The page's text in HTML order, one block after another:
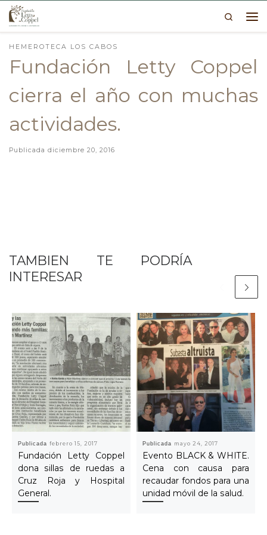
Skip to content
Search
HEMEROTECA LOS CABOS
Fundación Letty Coppel
cierra el año con muchas
actividades.
Publicada diciembre 20, 2016
TAMBIEN TE PODRÍA
INTERESAR
Publicadafebrero 15, 2017
Fundación Letty Coppel
dona sillas de ruedas a
Cruz Roja y Hospital
General.
Publicada mayo 24, 2017
Evento BLACK & WHITE.
Cena con causa para
recaudar fondos para una
unidad móvil de la salud.